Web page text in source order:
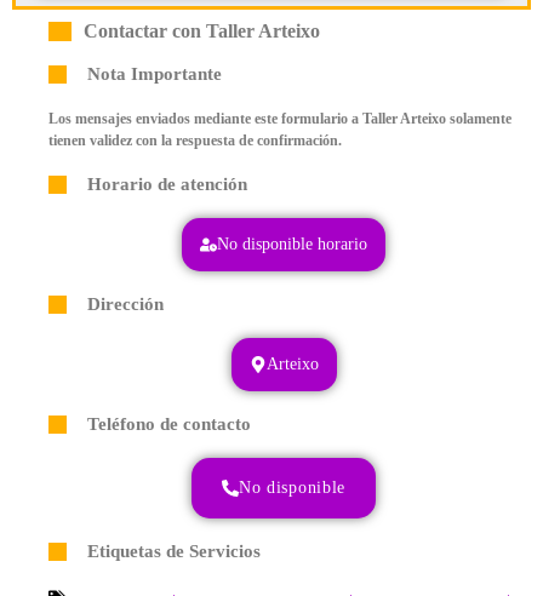
Contactar con Taller Arteixo
Nota Importante
Los mensajes enviados mediante este formulario a Taller Arteixo solamente
tienen validez con la respuesta de confirmación.
Horario de atención
No disponible horario
Dirección
Arteixo
Teléfono de contacto
No disponible
Etiquetas de Servicios